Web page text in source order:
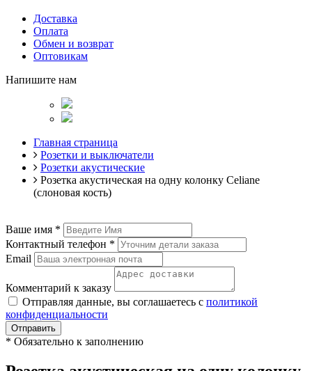
Доставка
Оплата
Обмен и возврат
Оптовикам
Напишите нам
Главная страница
Розетки и выключатели
Розетки акустические
Розетка акустическая на одну колонку Celiane
(слоновая кость)
Ваше имя *
Контактный телефон *
Email
Комментарий к заказу
Отправляя данные, вы соглашаетесь с политикой
конфиденциальности
Отправить
* Обязательно к заполнению